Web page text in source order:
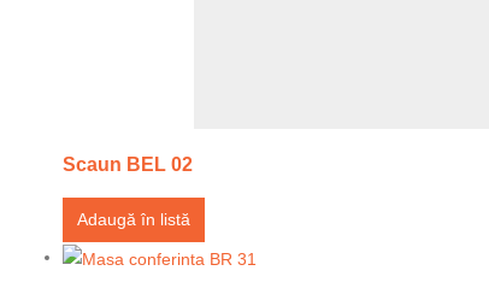
Scaun BEL 02
Adaugă în listă